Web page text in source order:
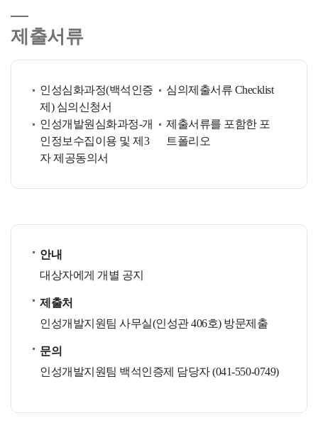
제출서류
인성심화과정(백석인증
제) 심의신청서
심의제출서류 Checklist
인성개발원심화과정-개
인정보수집이용 및 제3
자 제공동의서
제출서류를 포함한 포
트폴리오
안내
대상자에게 개별 공지
제출처
인성개발지원팀 사무실(인성관 406호) 방문제출
문의
인성개발지원팀 백석인증제 담당자 (041-550-0749)